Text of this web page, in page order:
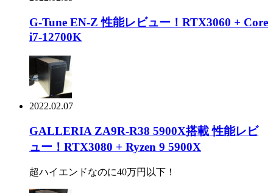
G-Tune EN-Z 性能レビュー！RTX3060 + Core
i7-12700K
2022.02.07
GALLERIA ZA9R-R38 5900X搭載 性能レビ
ュー！RTX3080 + Ryzen 9 5900X
超ハイエンドなのに40万円以下！